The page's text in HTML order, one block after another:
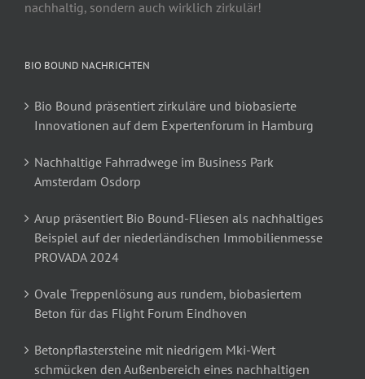
nachhaltig, sondern auch wirklich zirkulär!
BIO BOUND NACHRICHTEN
Bio Bound präsentiert zirkuläre und biobasierte
Innovationen auf dem Expertenforum in Hamburg
Nachhaltige Fahrradwege im Business Park
Amsterdam Osdorp
Arup präsentiert Bio Bound-Fliesen als nachhaltiges
Beispiel auf der niederländischen Immobilienmesse
PROVADA 2024
Ovale Treppenlösung aus rundem, biobasiertem
Beton für das Flight Forum Eindhoven
Betonpflastersteine mit niedrigem Mki-Wert
schmücken den Außenbereich eines nachhaltigen